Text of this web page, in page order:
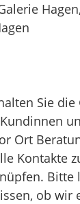
Hagen,
Sie die
Ort
Kontakte
Bitte
ob wir